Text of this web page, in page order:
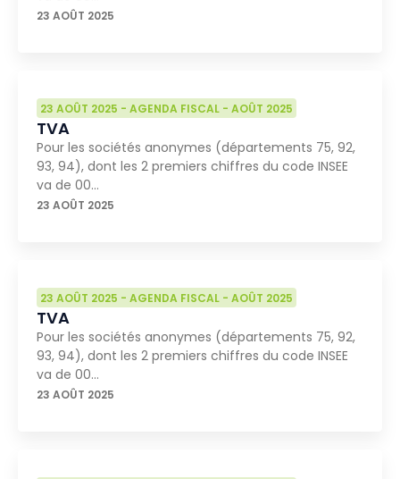
23 AOÛT 2025
23 AOÛT 2025 - AGENDA FISCAL - AOÛT 2025
TVA
Pour les sociétés anonymes (départements 75, 92,
93, 94), dont les 2 premiers chiffres du code INSEE
va de 00…
23 AOÛT 2025
23 AOÛT 2025 - AGENDA FISCAL - AOÛT 2025
TVA
Pour les sociétés anonymes (départements 75, 92,
93, 94), dont les 2 premiers chiffres du code INSEE
va de 00…
23 AOÛT 2025